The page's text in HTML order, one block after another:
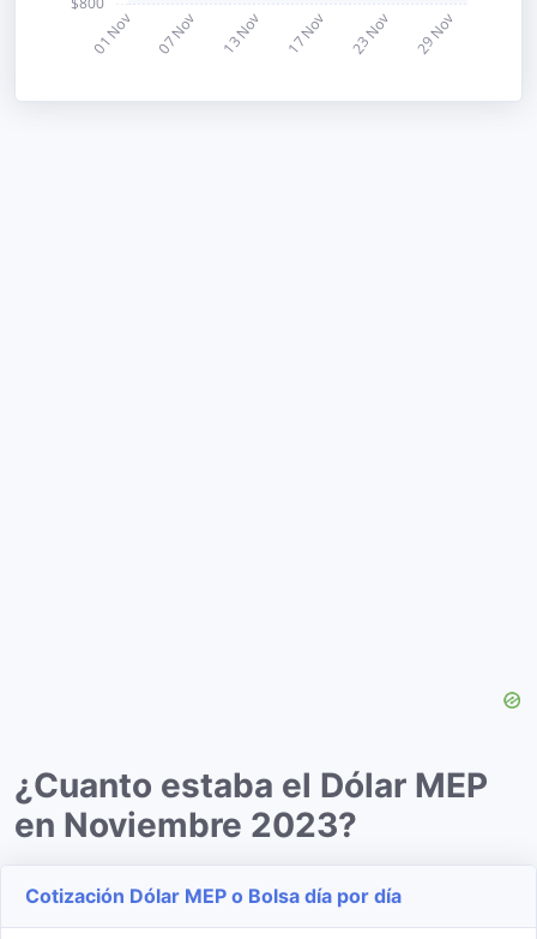
¿Cuanto estaba el Dólar MEP
en Noviembre 2023?
Cotización Dólar MEP o Bolsa día por día